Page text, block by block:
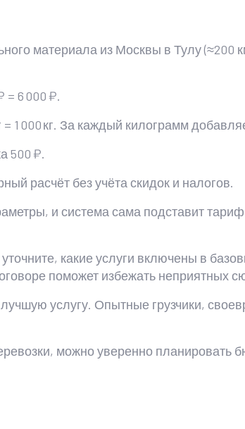
материала из Москвы в Тулу
= 6 000 ₽.
1 000 кг. За каждый килограмм
500 ₽.
расчёт без учёта скидок и налогов.
и система сама подставит
какие услуги включены в
поможет избежать неприятных
услугу. Опытные грузчики,
можно уверенно